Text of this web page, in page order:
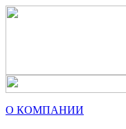
О КОМПАНИИ